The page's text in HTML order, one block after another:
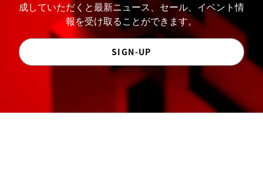
成していただくと最新ニュース、セール、イベント情
報を受け取ることができます。
SIGN-UP